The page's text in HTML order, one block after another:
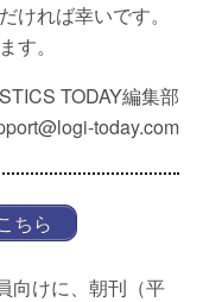
ければ幸いです。
す。
TODAY編集部
today.com
ちら
向けに、朝刊（平